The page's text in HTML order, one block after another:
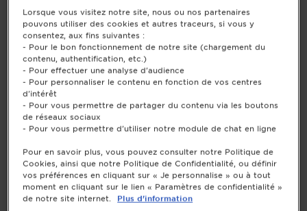
Lorsque vous visitez notre site, nous ou nos partenaires
pouvons utiliser des cookies et autres traceurs, si vous y
consentez, aux fins suivantes :
- Pour le bon fonctionnement de notre site (chargement du
contenu, authentification, etc.)
- Pour effectuer une analyse d'audience
- Pour personnaliser le contenu en fonction de vos centres
d'intérêt
- Pour vous permettre de partager du contenu via les boutons
de réseaux sociaux
- Pour vous permettre d'utiliser notre module de chat en ligne
Pour en savoir plus, vous pouvez consulter notre Politique de
Cookies, ainsi que notre Politique de Confidentialité, ou définir
vos préférences en cliquant sur « Je personnalise » ou à tout
moment en cliquant sur le lien « Paramètres de confidentialité »
de notre site internet.
Plus d'information